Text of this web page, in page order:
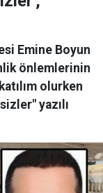
Emine Boyun
önlemlerinin
olurken
yazılı